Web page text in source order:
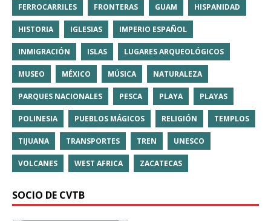
FERROCARRILES FRONTERAS GUAM HISPANIDAD
HISTORIA IGLESIAS IMPERIO ESPAÑOL
INMIGRACIÓN ISLAS LUGARES ARQUEOLÓGICOS
MUSEO MÉXICO MÚSICA NATURALEZA
PARQUES NACIONALES PESCA PLAYA PLAYAS
POLINESIA PUEBLOS MÁGICOS RELIGIÓN TEMPLOS
TIJUANA TRANSPORTES TREN UNESCO
VOLCANES WEST AFRICA ZACATECAS
SOCIO DE CVTB